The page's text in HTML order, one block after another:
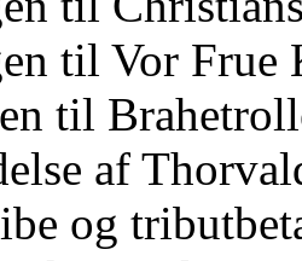
til Vor Frue
til
af
og